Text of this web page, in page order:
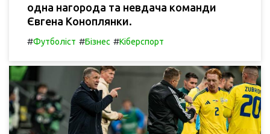
одна нагорода та невдача команди
Євгена Коноплянки.
#Футболіст #Бізнес #Кіберспорт